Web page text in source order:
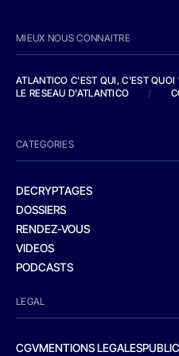
MIEUX NOUS CONNAITRE
ATLANTICO C'EST QUI, C'EST QUOI
LE RESEAU D'ATLANTICO
/
CATEGORIES
DECRYPTAGES
DOSSIERS
RENDEZ-VOUS
VIDEOS
PODCASTS
LEGAL
CGVMENTIONS LEGALES